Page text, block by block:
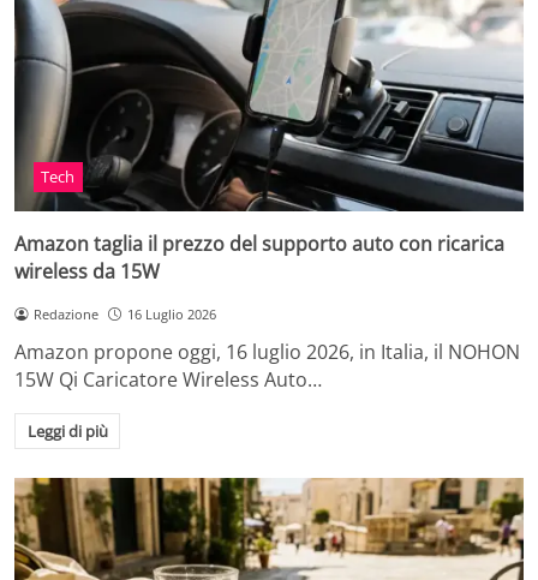
Tech
Amazon taglia il prezzo del supporto auto con ricarica
wireless da 15W
Redazione 16 Luglio 2026
Amazon propone oggi, 16 luglio 2026, in Italia, il NOHON
15W Qi Caricatore Wireless Auto…
Leggi di più